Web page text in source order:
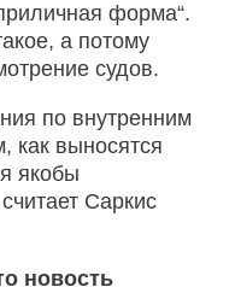
форма“.
а потому
судов.
по внутренним
как выносятся
якобы
Саркис
новость